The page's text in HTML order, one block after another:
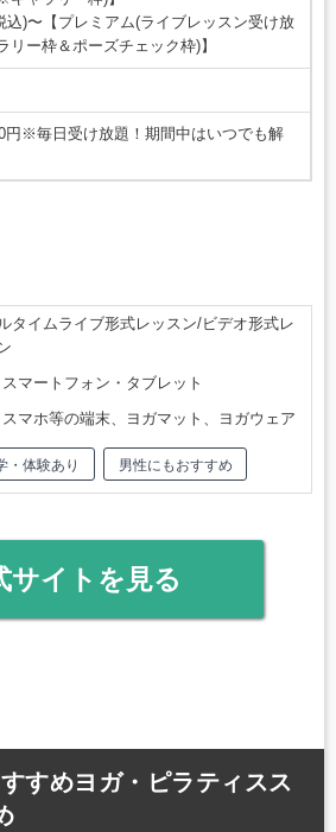
込)〜【プレミアム(ライブレッスン受け放
ー枠＆ポーズチェック枠)】
円※毎日受け放題！期間中はいつでも解
タイムライブ形式レッスン/ビデオ形式レ
スマートフォン・タブレット
スマホ等の端末、ヨガマット、ヨガウェア
・体験あり 男性にもおすすめ
サイトを見る
すめヨガ・ピラティスス